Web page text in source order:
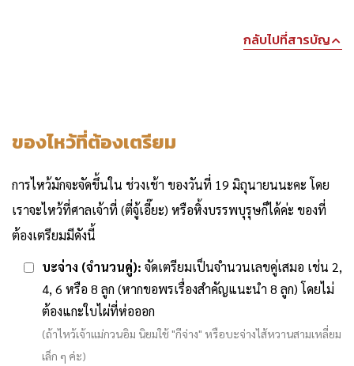
กลับไปที่สารบัญ
ของไหว้ที่ต้องเตรียม
การไหว้มักจะจัดขึ้นใน ช่วงเช้า ของวันที่ 19 มิถุนายนนะคะ โดย
เราจะไหว้ที่ศาลเจ้าที่ (ตี่จู้เอี๊ยะ) หรือหิ้งบรรพบุรุษก็ได้ค่ะ ของที่
ต้องเตรียมมีดังนี้
บะจ่าง (จำนวนคู่): จัดเตรียมเป็นจำนวนเลขคู่เสมอ เช่น 2,
4, 6 หรือ 8 ลูก (หากขอพรเรื่องสำคัญแนะนำ 8 ลูก) โดยไม่
ต้องแกะใบไผ่ที่ห่อออก
(ถ้าไหว้เจ้าแม่กวนอิม นิยมใช้ "กีจ่าง" หรือบะจ่างไส้หวานสามเหลี่ยม
เล็ก ๆ ค่ะ)